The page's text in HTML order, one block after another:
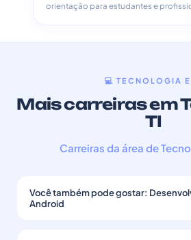
orientação para estudantes e
💻 TECNOLOGIA
Mais carreiras em
TI
Carreiras da área de
Você também pode gostar:
Android